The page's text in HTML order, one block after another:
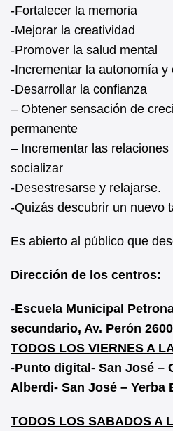
-Fortalecer la memoria
-Mejorar la creatividad
-Promover la salud mental
-Incrementar la autonomía y
-Desarrollar la confianza
– Obtener sensación de
permanente
– Incrementar las
socializar
-Desestresarse y relajarse.
-Quizás descubrir un nuevo
Es abierto al público que
Dirección de los centros:
-Escuela Municipal
secundario, Av. Perón
TODOS LOS VIERNES A
-Punto digital- San José –
Alberdi- San José – Yerba
TODOS LOS SABADOS A